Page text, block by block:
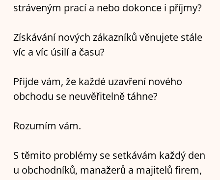
stráveným prací a nebo dokonce i příjmy?
Získávání nových zákazníků věnujete stále
víc a víc úsilí a času?
Přijde vám, že každé uzavření nového
obchodu se neuvěřitelně táhne?
Rozumím vám.
S těmito problémy se setkávám každý den
u obchodníků, manažerů a majitelů firem,